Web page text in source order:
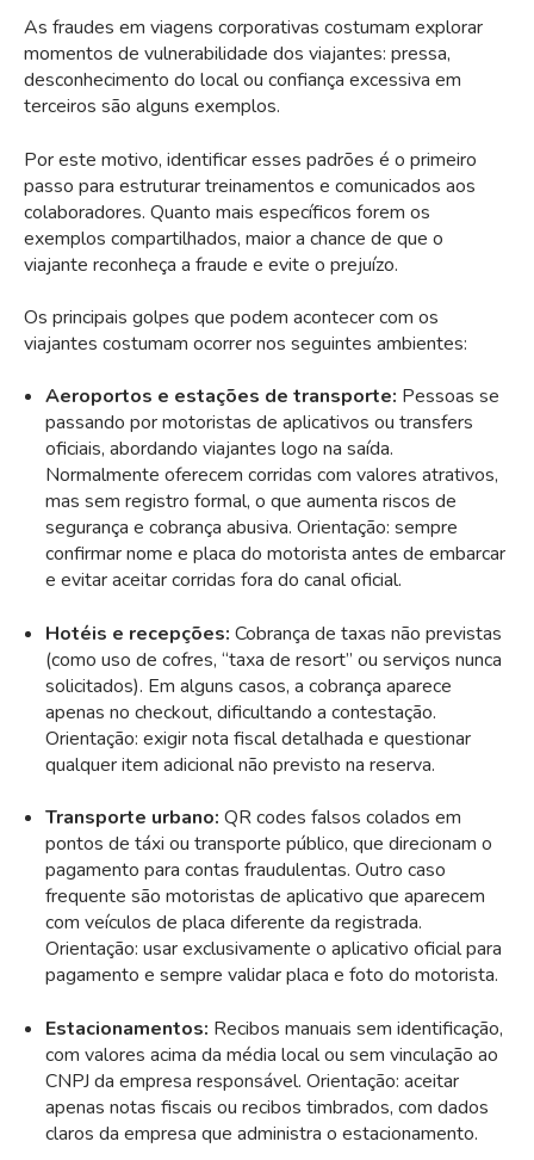
As fraudes em viagens corporativas costumam explorar
momentos de vulnerabilidade dos viajantes: pressa,
desconhecimento do local ou confiança excessiva em
terceiros são alguns exemplos.
Por este motivo, identificar esses padrões é o primeiro
passo para estruturar treinamentos e comunicados aos
colaboradores. Quanto mais específicos forem os
exemplos compartilhados, maior a chance de que o
viajante reconheça a fraude e evite o prejuízo.
Os principais golpes que podem acontecer com os
viajantes costumam ocorrer nos seguintes ambientes:
Aeroportos e estações de transporte: Pessoas se
passando por motoristas de aplicativos ou transfers
oficiais, abordando viajantes logo na saída.
Normalmente oferecem corridas com valores atrativos,
mas sem registro formal, o que aumenta riscos de
segurança e cobrança abusiva. Orientação: sempre
confirmar nome e placa do motorista antes de embarcar
e evitar aceitar corridas fora do canal oficial.
Hotéis e recepções: Cobrança de taxas não previstas
(como uso de cofres, “taxa de resort” ou serviços nunca
solicitados). Em alguns casos, a cobrança aparece
apenas no checkout, dificultando a contestação.
Orientação: exigir nota fiscal detalhada e questionar
qualquer item adicional não previsto na reserva.
Transporte urbano: QR codes falsos colados em
pontos de táxi ou transporte público, que direcionam o
pagamento para contas fraudulentas. Outro caso
frequente são motoristas de aplicativo que aparecem
com veículos de placa diferente da registrada.
Orientação: usar exclusivamente o aplicativo oficial para
pagamento e sempre validar placa e foto do motorista.
Estacionamentos: Recibos manuais sem identificação,
com valores acima da média local ou sem vinculação ao
CNPJ da empresa responsável. Orientação: aceitar
apenas notas fiscais ou recibos timbrados, com dados
claros da empresa que administra o estacionamento.